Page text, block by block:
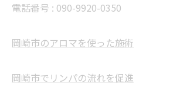
電話番号 : 090-9920-0350
岡崎市のアロマを使った施術
岡崎市でリンパの流れを促進